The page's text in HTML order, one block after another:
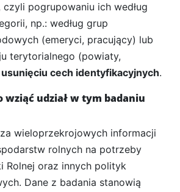
czyli pogrupowaniu ich według
np.: według grup
(emeryci, pracujący) lub
terytorialnego (powiaty,
usunięciu cech identyfikacyjnych.
wziąć udział w tym badaniu
wieloprzekrojowych informacji
rolnych na potrzeby
Rolnej oraz innych polityk
Dane z badania stanowią